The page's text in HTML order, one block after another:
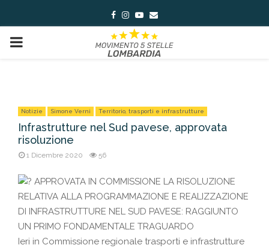
Facebook
Instagram
Youtube
Email
PRIMARY
Notizie Simone Verni Territorio, trasporti e infrastrutture
Infrastrutture nel Sud pavese, approvata
risoluzione
1 Dicembre 2020 56
APPROVATA IN COMMISSIONE LA RISOLUZIONE
RELATIVA ALLA PROGRAMMAZIONE E REALIZZAZIONE
DI INFRASTRUTTURE NEL SUD PAVESE: RAGGIUNTO
UN PRIMO FONDAMENTALE TRAGUARDO
Ieri in Commissione regionale trasporti e infrastrutture